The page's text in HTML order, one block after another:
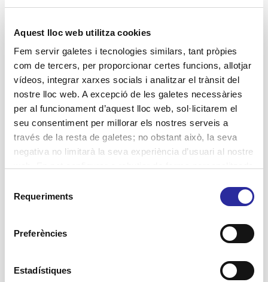
Aquest lloc web utilitza cookies
Fem servir galetes i tecnologies similars, tant pròpies
com de tercers, per proporcionar certes funcions, allotjar
vídeos, integrar xarxes socials i analitzar el trànsit del
nostre lloc web. A excepció de les galetes necessàries
per al funcionament d’aquest lloc web, sol·licitarem el
seu consentiment per millorar els nostres serveis a
través de la resta de galetes; no obstant això, la seva
negativa no limitarà la seva experiència d’usuari al nostre
consultar la nostra
Requeriments
Preferències
Estadístiques
Jornades
Lluita contra la violència de gènere
Projectes
Residències
SAD Servei Assistència Domiciliària
salut
Etiquetes
assistència domiciliària atenció domiciliària
autonomia personal
cuidadores
cuidadorsdignificació sector social
envelliment